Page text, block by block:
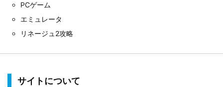
PCゲーム
エミュレータ
リネージュ2攻略
サイトについて